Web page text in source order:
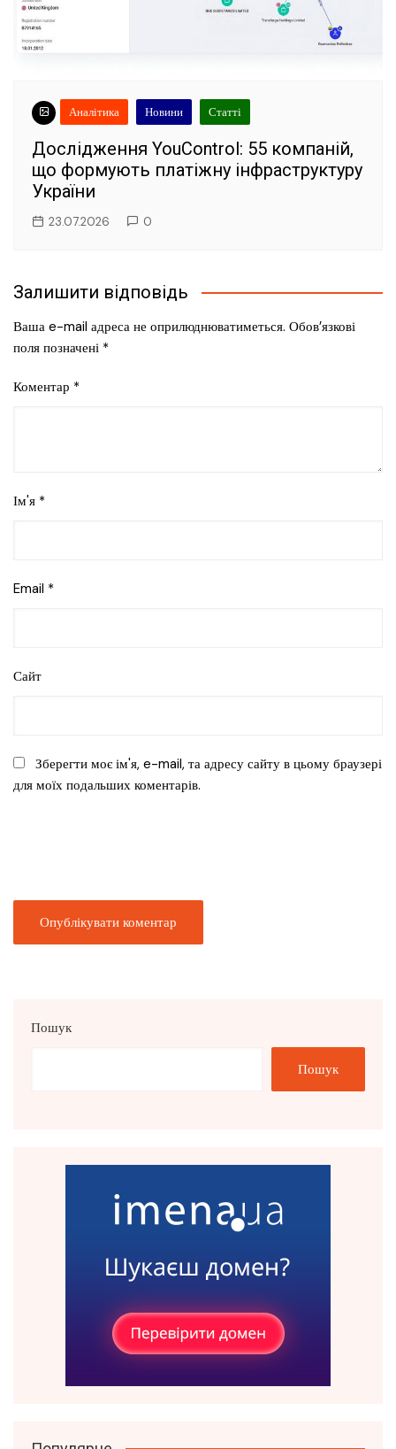
Аналітика Новини Статті
Дослідження YouControl: 55 компаній,
що формують платіжну інфраструктуру
України
23.07.2026 0
Залишити відповідь
Ваша e-mail адреса не оприлюднюватиметься. Обов’язкові
поля позначені *
Коментар *
Ім'я *
Email *
Сайт
Зберегти моє ім'я, e-mail, та адресу сайту в цьому браузері
для моїх подальших коментарів.
Пошук
Пошук